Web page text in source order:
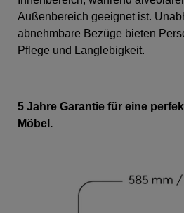
Außenbereich geeignet ist.
abnehmbare Bezüge bieten
Pflege und Langlebigkeit.
5 Jahre Garantie für eine
Möbel.